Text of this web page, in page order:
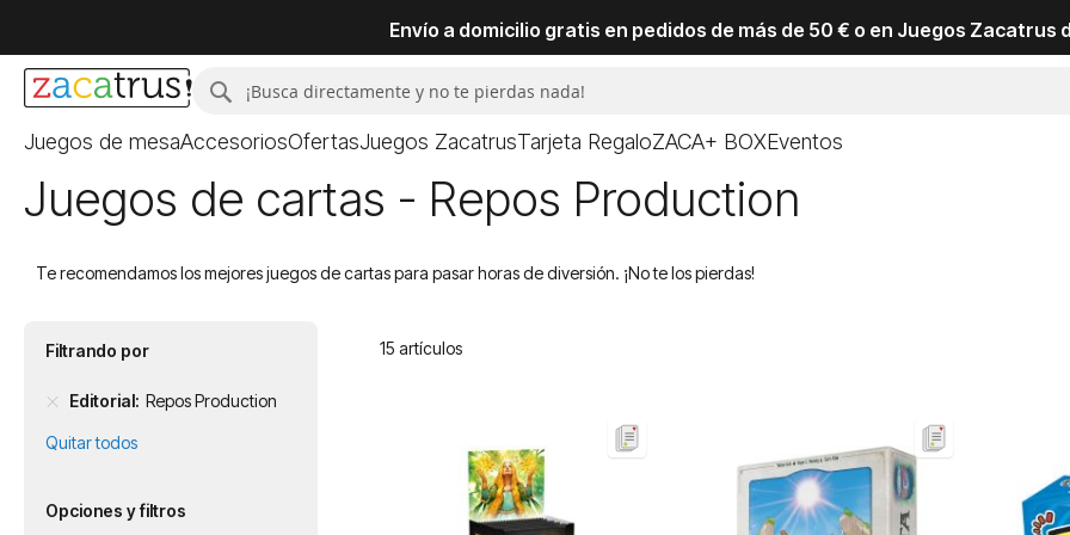
Envío a domicilio gratis en pedidos de más de 50 € o en Juegos Zacatrus
Buscar
Juegos de mesaAccesoriosOfertasJuegos ZacatrusTarjeta RegaloZACA+ BOXEventos
Juegos de cartas - Repos Production
Te recomendamos los mejores juegos de cartas para pasar horas de diversión. ¡No te los pierdas!
15 artículos
Filtrando por
Editorial Repos Production
Quitar todos
Opciones y filtros